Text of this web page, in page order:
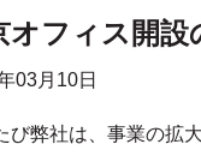
オフィス開設
03月10日
び弊社は、事業の拡